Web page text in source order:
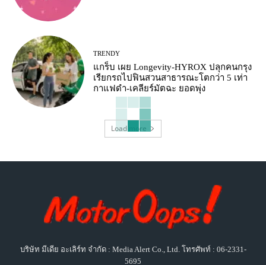
TRENDY
แกร็บ เผย Longevity-HYROX ปลุกคนกรุง
เรียกรถไปฟินสวนสาธารณะโตกว่า 5 เท่า
กาแฟดำ-เคลียร์มัตฉะ ยอดพุ่ง
Load more
บริษัท มีเดีย อะเลิร์ท จำกัด : Media Alert Co., Ltd. โทรศัพท์ : 06-2331-
5695